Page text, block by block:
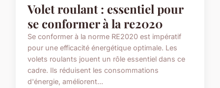
Volet roulant : essentiel pour
se conformer à la re2020
Se conformer à la norme RE2020 est impératif
pour une efficacité énergétique optimale. Les
volets roulants jouent un rôle essentiel dans ce
cadre. Ils réduisent les consommations
d'énergie, améliorent...